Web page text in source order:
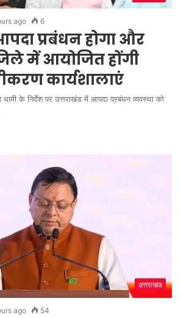
ago 6
प्रबंधन होगा और
में आयोजित होंगी
कार्यशालाएं
धामी के निर्देश पर उत्तराखंड में आपदा प्रबंधन व्यवस्था को
उत्तराखंड
ago 54